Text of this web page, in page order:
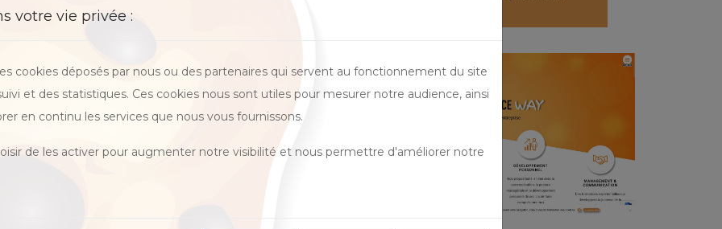
WAY
Poincaré
votre vie privée :
cookies déposés par nous ou des partenaires qui servent au fonctionnement du site
et des statistiques. Ces cookies nous sont utiles pour mesurer notre audience, ainsi
en continu les services que nous vous fournissons.
de les activer pour augmenter notre visibilité et nous permettre d'améliorer notre